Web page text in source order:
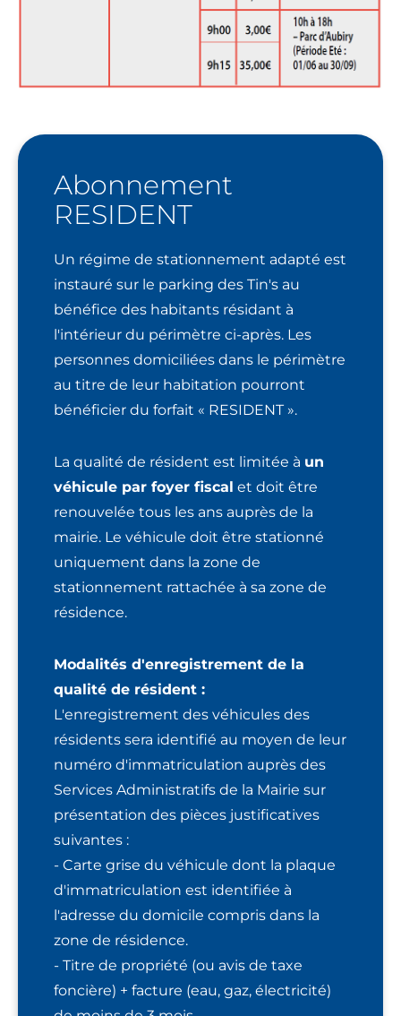
Abonnement
RESIDENT
Un régime de stationnement adapté est
instauré sur le parking des Tin's au
bénéfice des habitants résidant à
l'intérieur du périmètre ci-après. Les
personnes domiciliées dans le périmètre
au titre de leur habitation pourront
bénéficier du forfait « RESIDENT ».
La qualité de résident est limitée à un
véhicule par foyer fiscal et doit être
renouvelée tous les ans auprès de la
mairie. Le véhicule doit être stationné
uniquement dans la zone de
stationnement rattachée à sa zone de
résidence.
Modalités d'enregistrement de la
qualité de résident :
L'enregistrement des véhicules des
résidents sera identifié au moyen de leur
numéro d'immatriculation auprès des
Services Administratifs de la Mairie sur
présentation des pièces justificatives
suivantes :
- Carte grise du véhicule dont la plaque
d'immatriculation est identifiée à
l'adresse du domicile compris dans la
zone de résidence.
- Titre de propriété (ou avis de taxe
foncière) + facture (eau, gaz, électricité)